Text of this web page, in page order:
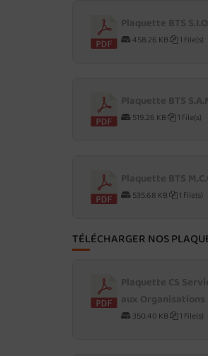
458.26 KB 1 file(s)
519.26 KB 1 file(s)
535.68 KB 1 file(s)
TÉLÉCHARGER NOS
Plaquette CS
350.40 KB 1 file(s)